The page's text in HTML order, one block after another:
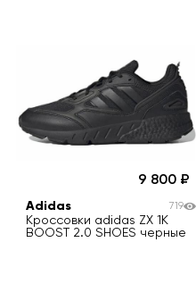
9 800
Adidas
Кроссовки adidas ZX 1K
BOOST 2.0 SHOES черные
719